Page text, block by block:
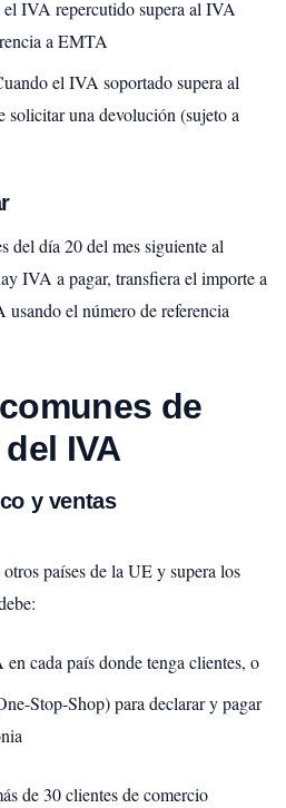
el IVA repercutido supera al IVA
a EMTA
el IVA soportado supera al
solicitar una devolución (sujeto a
del día 20 del mes siguiente al
IVA a pagar, transfiera el importe a
el número de referencia
de
IVA
y ventas
países de la UE y supera los
cada país donde tenga clientes, o
Stop-Shop) para declarar y pagar
de 30 clientes de comercio